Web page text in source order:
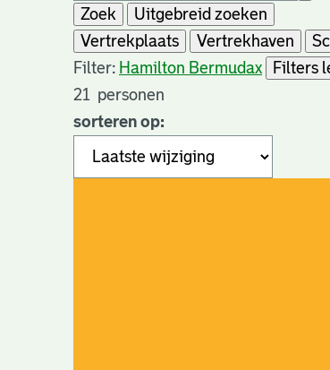
Zoek
Uitgebreid zoeken
Vertrekplaats
Vertrekhaven
Filter: Hamilton Bermudax
Filters
21 personen
sorteren op: